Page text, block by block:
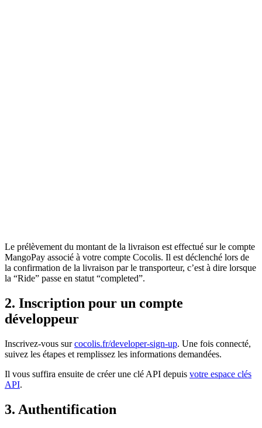
Le prélèvement du montant de la livraison est effectué sur le compte
MangoPay associé à votre compte Cocolis. Il est déclenché lors de
la confirmation de la livraison par le transporteur, c’est à dire lorsque
la “Ride” passe en statut “completed”.
2. Inscription pour un compte
développeur
Inscrivez-vous surcocolis.fr/developer-sign-up. Une fois connecté,
suivez les étapes et remplissez les informations demandées.
Il vous suffira ensuite de créer une clé API depuis votre espace clés
API.
3. Authentification